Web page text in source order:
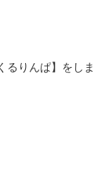
るりんぱ】をしま